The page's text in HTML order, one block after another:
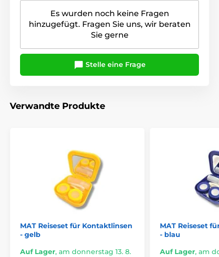
Es wurden noch keine Fragen
hinzugefügt. Fragen Sie uns, wir beraten
Sie gerne
Stelle eine Frage
Verwandte Produkte
MAT Reiseset für Kontaktlinsen
- gelb
Auf Lager, am donnerstag 13. 8.
MAT Reiseset
- blau
Auf Lager, am